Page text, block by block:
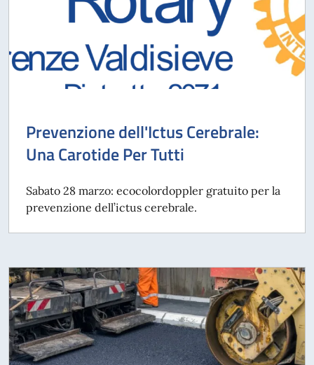
Prevenzione dell'Ictus Cerebrale:
Una Carotide Per Tutti
Sabato 28 marzo: ecocolordoppler gratuito per la
prevenzione dell’ictus cerebrale.